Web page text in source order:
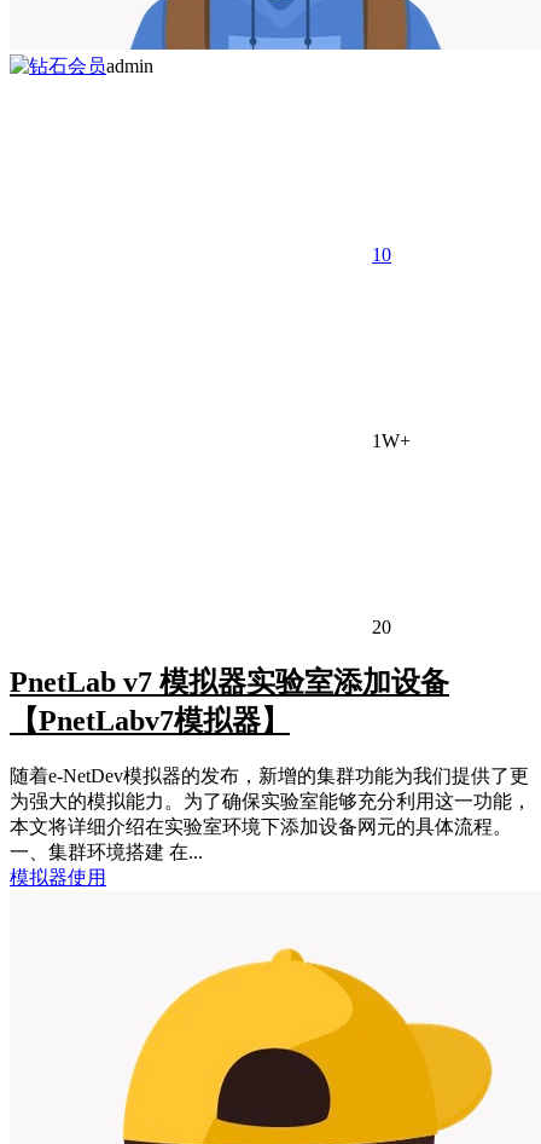
admin
10
1W+
20
PnetLab v7 模拟器实验室添加设备
【PnetLabv7模拟器】
随着e-NetDev模拟器的发布，新增的集群功能为我们提供了更
为强大的模拟能力。为了确保实验室能够充分利用这一功能，
本文将详细介绍在实验室环境下添加设备网元的具体流程。
一、集群环境搭建 在...
模拟器使用